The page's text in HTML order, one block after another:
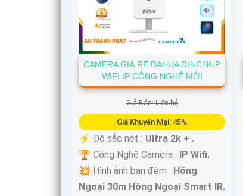
CAMERA GIÁ RẺ DAHUA DH-C4K-P
WIFI IP CÔNG NGHỆ MỚI
Giá Bán: Liên hệ
Giá Khuyến Mại: 45%
️⚡ Độ sắc nét : Ultra 2k + .
🏆 Công Nghệ Camera : IP Wifi.
💥 Hình ảnh ban đêm : Hồng
Ngoại 30m Hồng Ngoại Smart IR.